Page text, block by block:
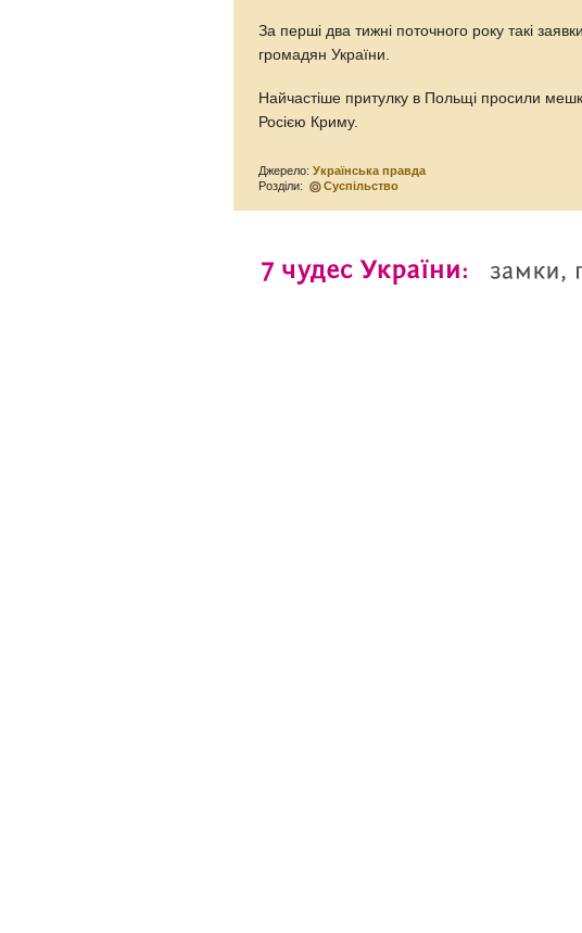
За перші два тижні поточного року такі
громадян України.
Найчастіше притулку в Польщі просили
Росією Криму.
Джерело:Українська правда
Розділи:
Суспільство